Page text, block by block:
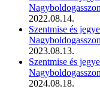
2022.08.14.
Szentmise és
2023.08.13.
Szentmise és
2024.08.18.